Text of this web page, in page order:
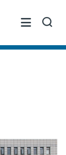
 